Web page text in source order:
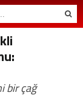
bir çağ